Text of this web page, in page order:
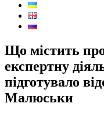
Що містить
експертну
підготувало
Малюськи